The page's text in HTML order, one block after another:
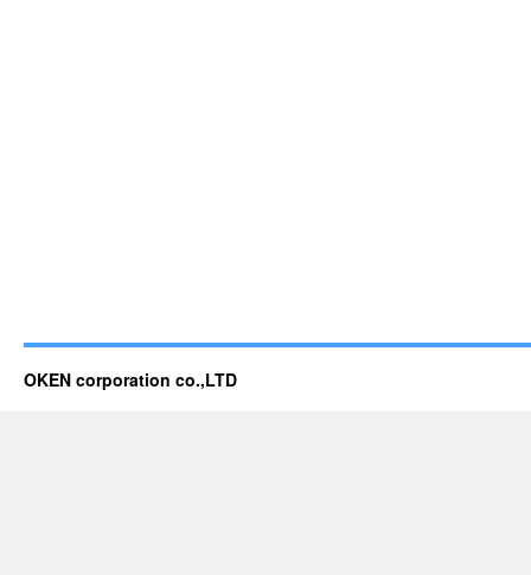
OKEN corporation co.,LTD